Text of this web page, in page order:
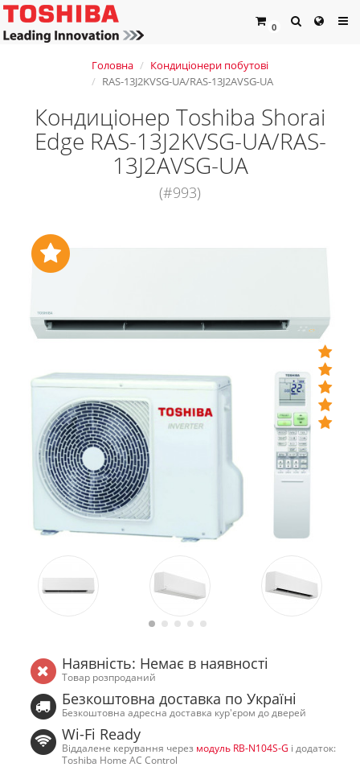
0
Головна
Кондиціонери побутові
RAS-13J2KVSG-UA/RAS-13J2AVSG-UA
Кондиціонер Toshiba Shorai
Edge RAS-13J2KVSG-UA/RAS-
13J2AVSG-UA
(#993)
Наявність: Немає в наявності
Товар розпроданий
Безкоштовна доставка по Україні
Безкоштовна адресна доставка кур'єром до дверей
Wi-Fi Ready
Віддалене керування через модуль RB-N104S-G і додаток:
Toshiba Home AC Control